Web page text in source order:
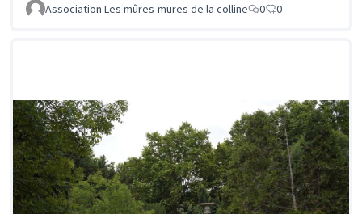
Association Les mûres-mures de la colline 0 0